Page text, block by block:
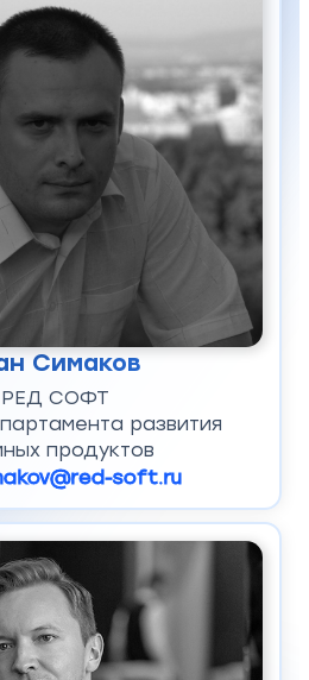
Симаков
РЕД СОФТ
развития
продуктов
soft.ru